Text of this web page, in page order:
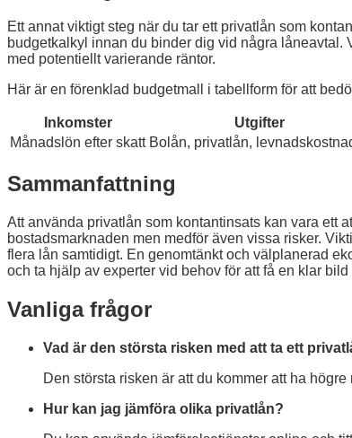
Ett annat viktigt steg när du tar ett privatlån som
budgetkalkyl innan du binder dig vid några låneavtal.
med potentiellt varierande räntor.
Här är en förenklad budgetmall i tabellform för att
Inkomster Utgifter
Månadslön efter skatt Bolån, privatlån,
Sammanfattning
Att använda privatlån som kontantinsats kan vara ett
bostadsmarknaden men medför även vissa risker.
flera lån samtidigt. En genomtänkt och välplanerad
och ta hjälp av experter vid behov för att få en klar
Vanliga frågor
Vad är den största risken med att ta ett
Den största risken är att du kommer att ha
Hur kan jag jämföra olika privatlån?